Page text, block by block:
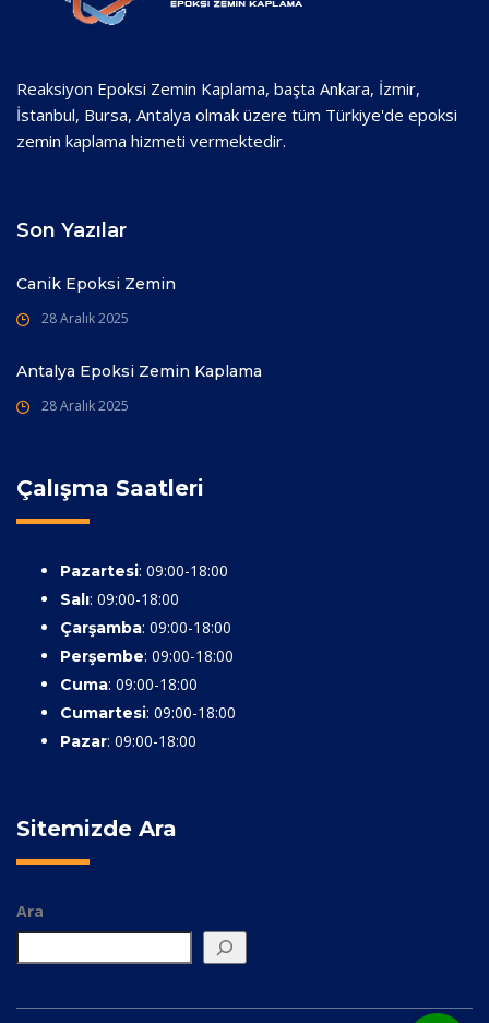
Reaksiyon Epoksi Zemin Kaplama, başta Ankara, İzmir,
İstanbul, Bursa, Antalya olmak üzere tüm Türkiye'de epoksi
zemin kaplama hizmeti vermektedir.
Son Yazılar
Canik Epoksi Zemin
28 Aralık 2025
Antalya Epoksi Zemin Kaplama
28 Aralık 2025
Çalışma Saatleri
Pazartesi: 09:00-18:00
Salı: 09:00-18:00
Çarşamba: 09:00-18:00
Perşembe: 09:00-18:00
Cuma: 09:00-18:00
Cumartesi: 09:00-18:00
Pazar: 09:00-18:00
Sitemizde Ara
Ara